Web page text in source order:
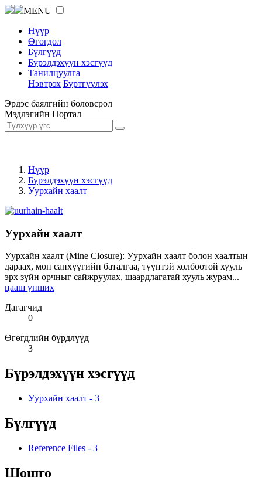
MENU
Нүүр
Өгөгдөл
Бүлгүүд
Бүрэлдэхүүн хэсгүүд
Танилцуулга
Нэвтрэх Бүртгүүлэх
Эрдэс баялгийн боловсрол
Мэдлэгийн Портал
Нүүр
Бүрэлдэхүүн хэсгүүд
Уурхайн хаалт
Уурхайн хаалт
Уурхайн хаалт (Mine Closure): Уурхайн хаалт болон хаалтын
дараах, мөн санхүүгийн баталгаа, түүнтэй холбоотой хууль
эрх зүйн орчныг сайжруулах, шаардлагатай хууль журам...
цааш унших
Дагагчид
0
Өгөгдлийн бүрдлүүд
3
Бүрэлдэхүүн хэсгүүд
Уурхайн хаалт - 3
Бүлгүүд
Reference Files - 3
Шошго